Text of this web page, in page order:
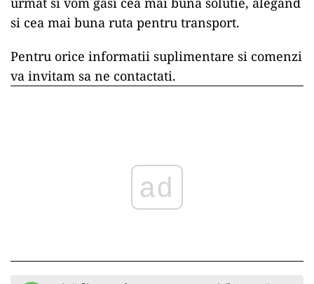
si cea mai buna ruta pentru transport.
Pentru orice informatii suplimentare si comenzi
va invitam sa ne contactati.
ad